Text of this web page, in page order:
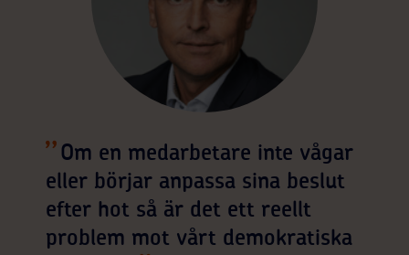
Om en medarbetare inte vågar
eller börjar anpassa sina beslut
efter hot så är det ett reellt
problem mot vårt demokratiska